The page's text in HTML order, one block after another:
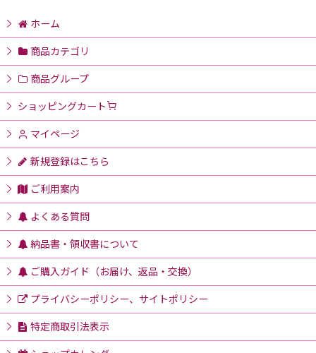
ホーム
商品カテゴリ
商品グループ
ショッピングカート
マイページ
新規登録はこちら
ご利用案内
よくある質問
納品書・領収書について
ご購入ガイド（お届け、返品・交換）
プライバシーポリシー、サイトポリシー
特定商取引法表示